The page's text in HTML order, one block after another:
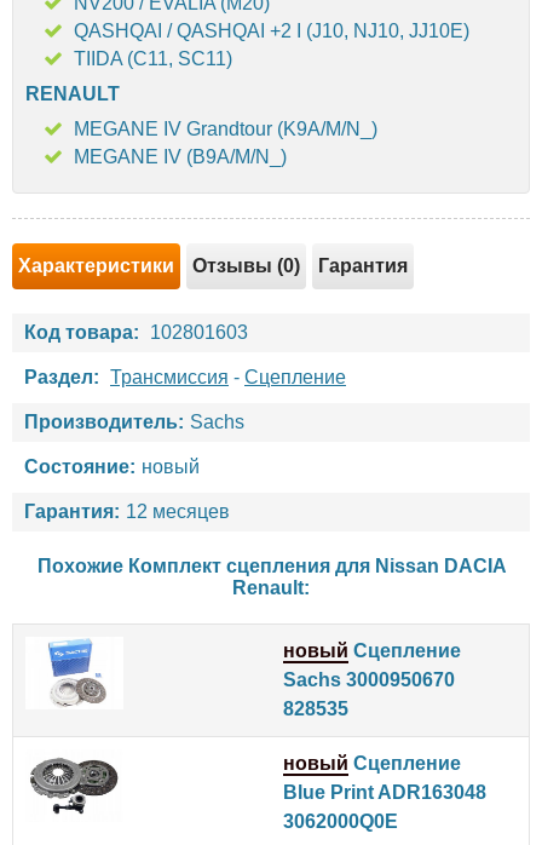
QASHQAI / QASHQAI +2 I (J10, NJ10, JJ10E)
TIIDA (C11, SC11)
RENAULT
MEGANE IV Grandtour (K9A/M/N_)
MEGANE IV (B9A/M/N_)
Характеристики Отзывы (0) Гарантия
Код товара: 102801603
Раздел: Трансмиссия - Сцепление
Производитель: Sachs
Состояние: новый
Гарантия: 12 месяцев
Похожие Комплект сцепления для Nissan DACIA
Renault:
новый Сцепление
Sachs 3000950670
828535
новый Сцепление
Blue Print ADR163048
3062000Q0E